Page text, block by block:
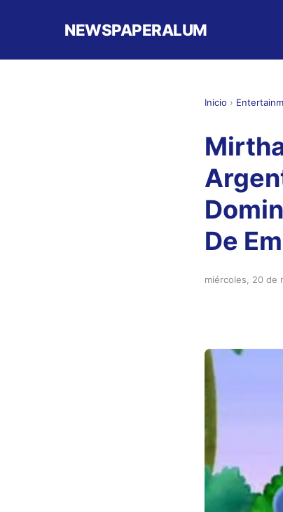
NEWSPAPERALUM
Inicio ›
De
miércoles, 20 de